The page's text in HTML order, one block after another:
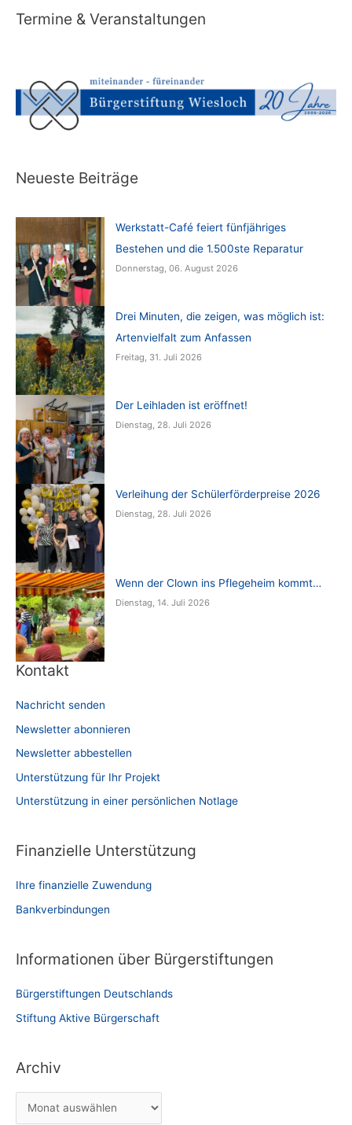
Termine & Veranstaltungen
Neueste Beiträge
Werkstatt-Café feiert fünfjähriges
Bestehen und die 1.500ste Reparatur
Donnerstag, 06. August 2026
Drei Minuten, die zeigen, was möglich ist:
Artenvielfalt zum Anfassen
Freitag, 31. Juli 2026
Der Leihladen ist eröffnet!
Dienstag, 28. Juli 2026
Verleihung der Schülerförderpreise 2026
Dienstag, 28. Juli 2026
Wenn der Clown ins Pflegeheim kommt…
Dienstag, 14. Juli 2026
Kontakt
Nachricht senden
Newsletter abonnieren
Newsletter abbestellen
Unterstützung für Ihr Projekt
Unterstützung in einer persönlichen Notlage
Finanzielle Unterstützung
Ihre finanzielle Zuwendung
Bankverbindungen
Informationen über Bürgerstiftungen
Bürgerstiftungen Deutschlands
Stiftung Aktive Bürgerschaft
Archiv